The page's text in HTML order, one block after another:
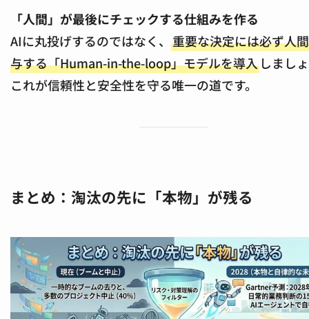
「人間」が最後にチェックする仕組みを作る
AIに丸投げするのではなく、 重要な決定には必ず人
与する「Human-in-the-loop」モデルを導入 しまし
これが信頼性と安全性を守る唯一の道です。
まとめ：淘汰の先に「本物」が残る